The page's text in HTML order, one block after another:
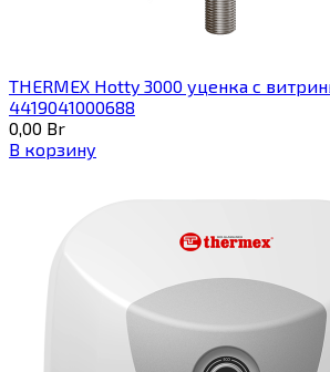
THERMEX Hotty 3000 уценка с
4419041000688
0,00 Br
В корзину